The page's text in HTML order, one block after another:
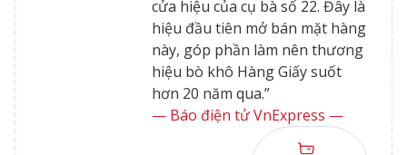
cửa hiệu của cụ bà số 22. Đây là
hiệu đầu tiên mở bán mặt hàng
này, góp phần làm nên thương
hiệu bò khô Hàng Giấy suốt
hơn 20 năm qua.”
— Báo điện tử VnExpress —